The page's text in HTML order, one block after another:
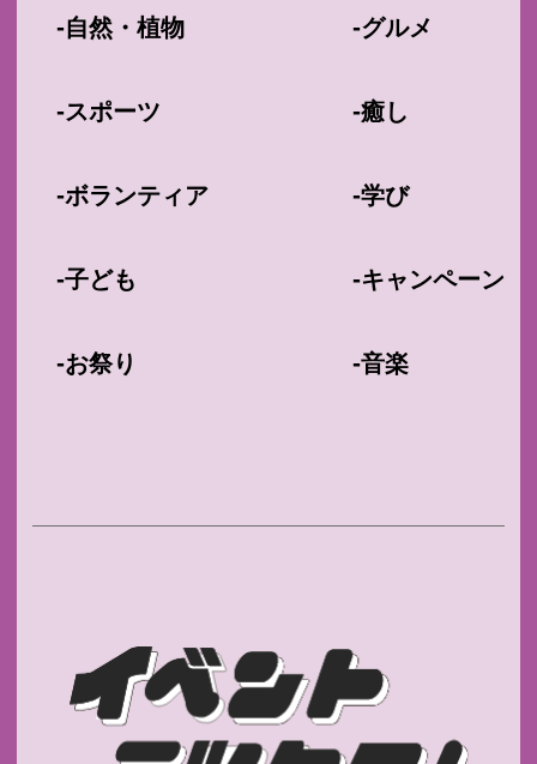
-自然・植物
-スポーツ
-ボランティア
-子ども
-お祭り
-グルメ
-癒し
-学び
-キャンペーン
-音楽